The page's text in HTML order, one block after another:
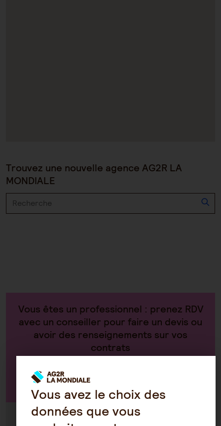
Trouvez une nouvelle agence AG2R LA
MONDIALE
Vous êtes un professionnel : prenez RDV
avec un conseiller pour faire un devis ou
avoir des renseignements sur vos
contrats
Par téléphone au 0970 808 808
Du lundi au vendredi de 8h30 à 18h30
Vous avez le choix des
données que vous